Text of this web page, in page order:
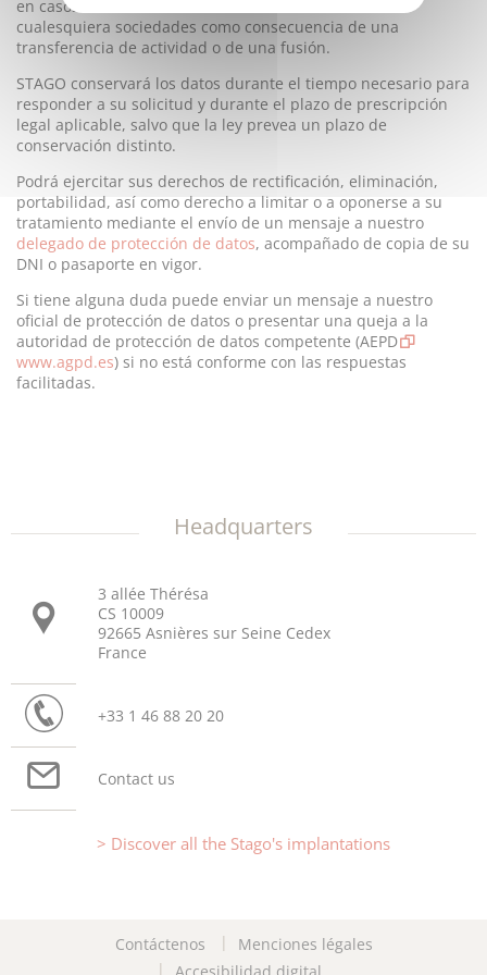
en casos de control u otra necesidad, así como con
cualesquiera sociedades como consecuencia de una
transferencia de actividad o de una fusión.
STAGO conservará los datos durante el tiempo necesario para
responder a su solicitud y durante el plazo de prescripción
legal aplicable, salvo que la ley prevea un plazo de
conservación distinto.
Podrá ejercitar sus derechos de rectificación, eliminación,
portabilidad, así como derecho a limitar o a oponerse a su
tratamiento mediante el envío de un mensaje a nuestro
delegado de protección de datos, acompañado de copia de su
DNI o pasaporte en vigor.
Si tiene alguna duda puede enviar un mensaje a nuestro
oficial de protección de datos o presentar una queja a la
autoridad de protección de datos competente (AEPD
www.agpd.es) si no está conforme con las respuestas
facilitadas.
Headquarters
3 allée Thérésa
CS 10009
92665 Asnières sur Seine Cedex
France
+33 1 46 88 20 20
Contact us
Discover all the Stago's implantations
Contáctenos
Menciones légales